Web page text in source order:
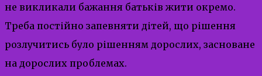
не викликали бажання батьків жити окремо.
Треба постійно запевняти дітей, що рішення
розлучитись було рішенням дорослих, засноване
на дорослих проблемах.